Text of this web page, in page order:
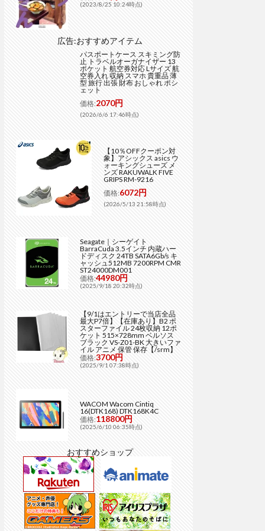
(2023/8/25 10:24時点)
広告:おすすめアイテム
パスポートケース スキミング防
止 トラベルオーガナイザー 13
ポケット 航空券対応 Lサイズ 航
空券入れ 収納 スマホ 貴重品 薄
型 旅行 出張 財布 おしゃれ ポシ
ェット
価格:2070円
(2026/6/6 17:46時点)
【10％OFFクーポン対
象】アシックス asics ウ
ォーキングシューズ メ
ンズ RAKUWALK FIVE
GRIPS RM-9216
価格:6072円
(2026/5/13 21:58時点)
Seagate｜シーゲイト
BarraCuda 3.5インチ 内蔵ハー
ドディスク 24TB SATA6Gb/s キ
ャッシュ512MB 7200RPM CMR
ST24000DM001
価格:44980円
(2025/9/18 20:32時点)
【9/1はエントリーで当店全品
最大P7倍】【在庫あり】B2 ポ
スターファイル 24枚収納 12ポ
ケット 515×728mm ベルソス
ブラック VS-Z01-BK 大きいファ
イル アニメ 保管 保存【/srm】
価格:3700円
(2025/9/1 07:38時点)
WACOM Wacom Cintiq
16(DTK168) DTK168K4C
価格:118800円
(2025/6/10 06:35時点)
おすすめショップ